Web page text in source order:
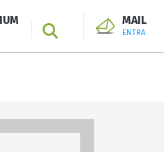
SEARCH
MAIL
ENTRA